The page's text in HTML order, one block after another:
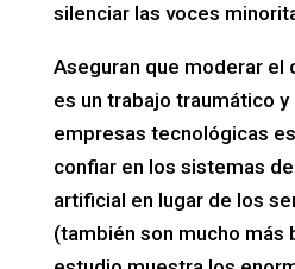
silenciar las voces
Aseguran que moderar el
es un trabajo traumático
empresas tecnológicas
confiar en los sistemas
artificial en lugar de los
(también son mucho más